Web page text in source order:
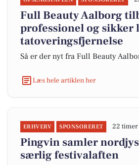
Full Beauty Aalborg
professionel og sikker
tatoveringsfjernelse
Så er der nyt fra Full Beauty
Læs hele artiklen her
ERHVERV SPONSORERET 22 timer
Pingvin samler
særlig festivalaften